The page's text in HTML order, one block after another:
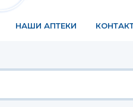
НАШИ АПТЕКИ